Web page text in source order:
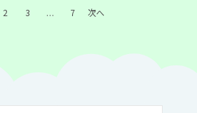
2 3 … 7 次へ